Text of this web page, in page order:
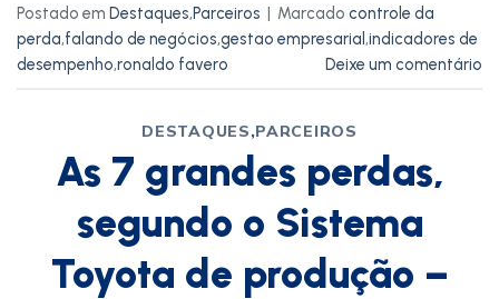
Postado em Destaques,Parceiros | Marcado controle da
perda,falando de negócios,gestao empresarial ,indicadores de
desempenho,ronaldo favero Deixe um comentário
DESTAQUES,PARCEIROS
As 7 grandes perdas,
segundo o Sistema
Toyota de produção –